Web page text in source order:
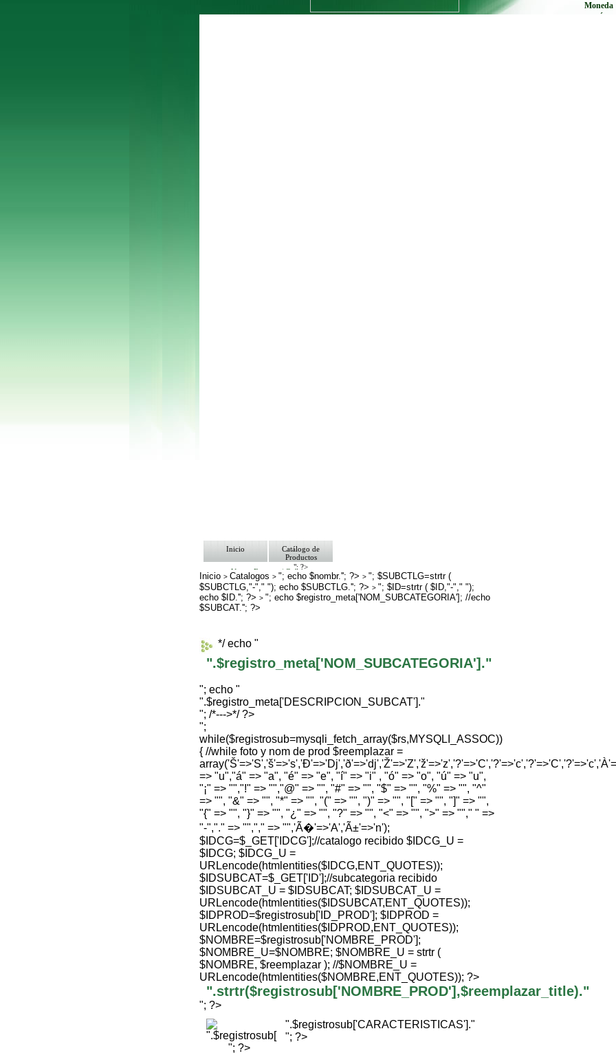
Moneda
envíe
Inicio
Catálogo de
Productos
"; ?>
Ventas Empresa/ Gobierno
Ofertas
Envíos y Formas de Pago
Nosotros
Bolsa de Trabajo
Inicio >Catalogos >"; echo $nombr.''; ?>>"; $SUBCTLG=strtr (
$SUBCTLG,"-"," "); echo $SUBCTLG.''; ?>>"; $ID=strtr ( $ID,"-"," ");
echo $ID.''; ?>>"; echo $registro_meta['NOM_SUBCATEGORIA']; //echo
$SUBCAT.''; ?>
*/ echo "
".$registro_meta['NOM_SUBCATEGORIA']."
"; echo "
".$registro_meta['DESCRIPCION_SUBCAT']."
"; /*--->*/ ?>
";
while($registrosub=mysqli_fetch_array($rs,MYSQLI_ASSOC))
{ //while foto y nom de prod $reemplazar =
=> "u","á" => "a", "é" => "e", "í" => "i" , "ó" => "o", "ú" => "u",
"¡" => "","!" => "","@" => "", "#" => "", "$" => "", "%" => "", "^"
=> "", "&" => "", "*" => "", "(" => "", ")" => "", "[" => "", "]" => "",
"{" => "", "}" => "", "¿" => "", "?" => "", "<" => "", ">" => ""," " =>
"-","." => "","," => "",'Ã�'=>'A','Ã±'=>'n');
$IDCG=$_GET['IDCG'];//catalogo recibido $IDCG_U =
$IDCG; $IDCG_U =
URLencode(htmlentities($IDCG,ENT_QUOTES));
$IDSUBCAT=$_GET['ID'];//subcategoria recibido
$IDSUBCAT_U = $IDSUBCAT; $IDSUBCAT_U =
URLencode(htmlentities($IDSUBCAT,ENT_QUOTES));
$IDPROD=$registrosub['ID_PROD']; $IDPROD =
URLencode(htmlentities($IDPROD,ENT_QUOTES));
$NOMBRE=$registrosub['NOMBRE_PROD'];
$NOMBRE_U=$NOMBRE; $NOMBRE_U = strtr (
$NOMBRE, $reemplazar ); //$NOMBRE_U =
URLencode(htmlentities($NOMBRE,ENT_QUOTES)); ?>
".strtr($registrosub['NOMBRE_PROD'],$reemplazar_title)."
"; ?>
"; ?>
".$registrosub['CARACTERISTICAS']."
"; ?>